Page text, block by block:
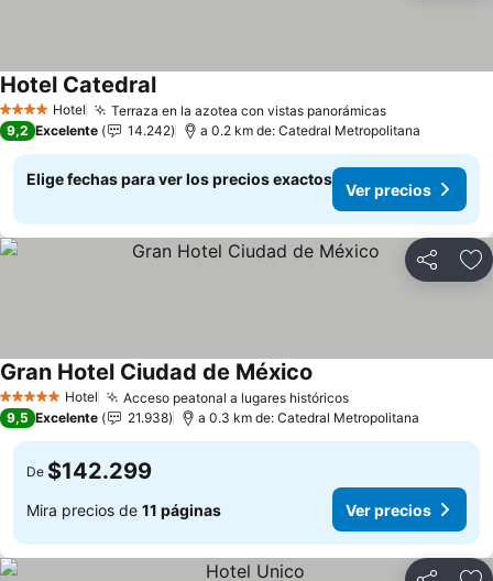
4 EstrellasHotel Terraza en la azotea con vistas panorámicasVer precios
Hotel CatedralVer precios
9,2 Excelente 14.242 a 0.2 km de: Catedral Metropolitana
Elige fechas para ver los precios exactos
Ver precios
Compartir
5 Estrellas Hotel Acceso peatonal a lugares históricosVer precios
Gran Hotel Ciudad de México
9,5 Excelente 21.938 a 0.3 km de: Catedral Metropolitana
De $142.299
Mira precios de 11 páginas Ver precios